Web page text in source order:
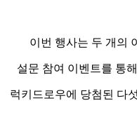
이번 행사는 두 개의
설문 참여 이벤트를 통
럭키드로우에 당첨된 다